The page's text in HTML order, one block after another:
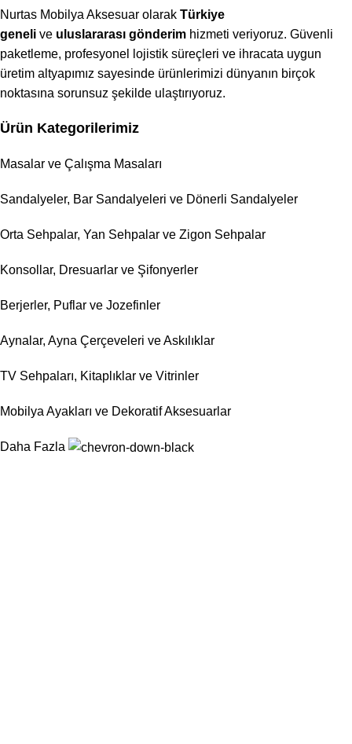
Nurtas Mobilya Aksesuar olarak Türkiye
geneli ve uluslararası gönderim hizmeti veriyoruz. Güvenli
paketleme, profesyonel lojistik süreçleri ve ihracata uygun
üretim altyapımız sayesinde ürünlerimizi dünyanın birçok
noktasına sorunsuz şekilde ulaştırıyoruz.
Ürün Kategorilerimiz
Masalar ve Çalışma Masaları
Sandalyeler, Bar Sandalyeleri ve Dönerli Sandalyeler
Orta Sehpalar, Yan Sehpalar ve Zigon Sehpalar
Konsollar, Dresuarlar ve Şifonyerler
Berjerler, Puflar ve Jozefinler
Aynalar, Ayna Çerçeveleri ve Askılıklar
TV Sehpaları, Kitaplıklar ve Vitrinler
Mobilya Ayakları ve Dekoratif Aksesuarlar
Daha Fazla